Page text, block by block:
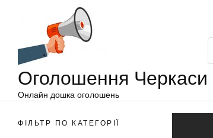
Оголошення Черкаси
Онлайн дошка оголошень
ФІЛЬТР ПО КАТЕГОРІЇ